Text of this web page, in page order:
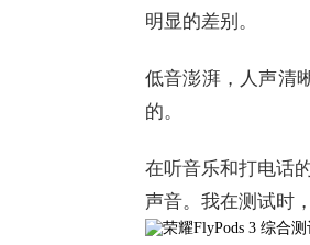
明显的差别。
低音澎湃，人声清
的。
在听音乐和打电话
声音。我在测试时